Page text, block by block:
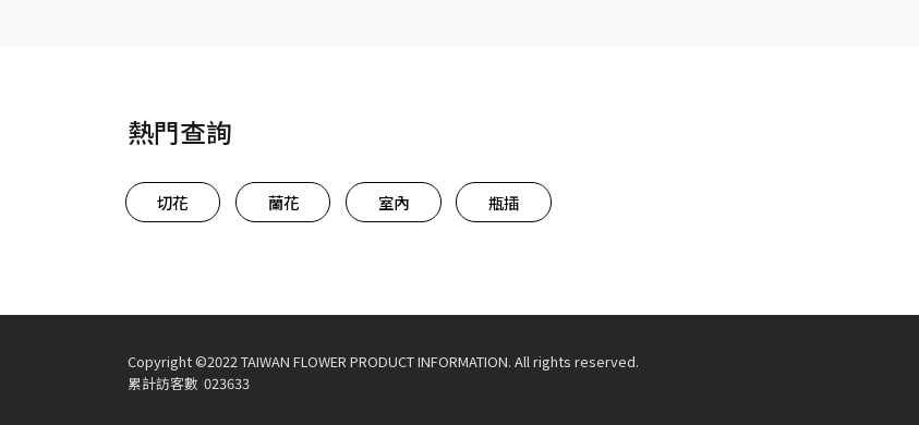
熱門查詢
切花 蘭花 室內 瓶插
Copyright ©2022 TAIWAN FLOWER PRODUCT INFORMATION. All rights reserved.
累計訪客數 023633